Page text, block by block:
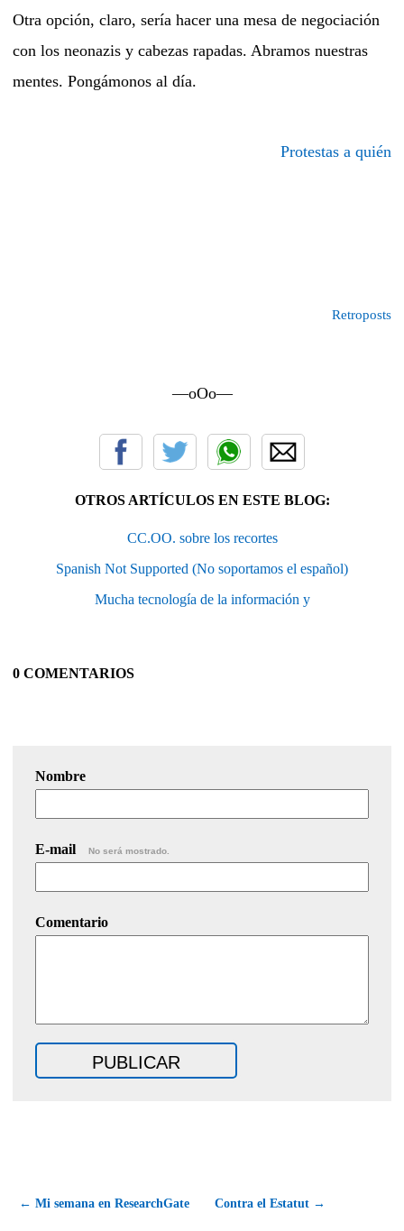
Otra opción, claro, sería hacer una mesa de negociación
con los neonazis y cabezas rapadas. Abramos nuestras
mentes. Pongámonos al día.
Protestas a quién
Retroposts
—oOo—
OTROS ARTÍCULOS EN ESTE BLOG:
CC.OO. sobre los recortes
Spanish Not Supported (No soportamos el español)
Mucha tecnología de la información y
0 COMENTARIOS
Nombre
E-mail No será mostrado.
Comentario
← Mi semana en ResearchGate Contra el Estatut →